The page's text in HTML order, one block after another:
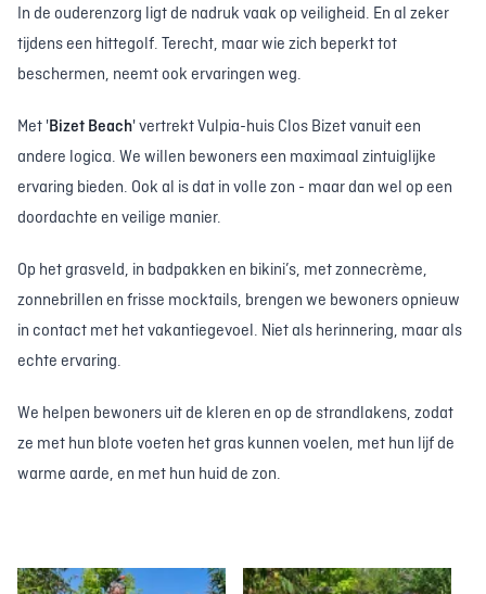
In de ouderenzorg ligt de nadruk vaak op veiligheid. En al zeker
tijdens een hittegolf. Terecht, maar wie zich beperkt tot
beschermen, neemt ook ervaringen weg.
Met 'Bizet Beach' vertrekt Vulpia-huis Clos Bizet vanuit een
andere logica. We willen bewoners een maximaal zintuiglijke
ervaring bieden. Ook al is dat in volle zon - maar dan wel op een
doordachte en veilige manier.
Op het grasveld, in badpakken en bikini’s, met zonnecrème,
zonnebrillen en frisse mocktails, brengen we bewoners opnieuw
in contact met het vakantiegevoel. Niet als herinnering, maar als
echte ervaring.
We helpen bewoners uit de kleren en op de strandlakens, zodat
ze met hun blote voeten het gras kunnen voelen, met hun lijf de
warme aarde, en met hun huid de zon.